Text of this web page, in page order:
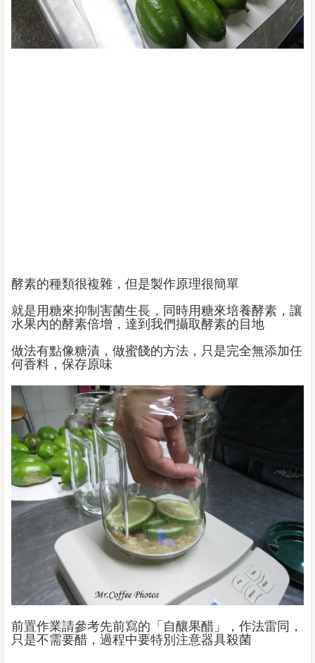
酵素的種類很複雜，但是製作原理很簡單
就是用糖來抑制害菌生長，同時用糖來培養酵素，讓
水果內的酵素倍增，達到我們攝取酵素的目地
做法有點像糖漬，做蜜餞的方法，只是完全無添加任
何香料，保存原味
前置作業請參考先前寫的「自釀果醋」，作法雷同，
只是不需要醋，過程中要特別注意器具殺菌